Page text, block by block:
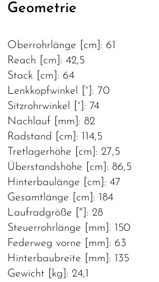
Geometrie
Oberrohrlänge [cm]: 61
Reach [cm]: 42,5
Stack [cm]: 64
Lenkkopfwinkel [°]: 70
Sitzrohrwinkel [°]: 74
Nachlauf [mm]: 82
Radstand [cm]: 114,5
Tretlagerhöhe [cm]: 27,5
Überstandshöhe [cm]: 86,5
Hinterbaulänge [cm]: 47
Gesamtlänge [cm]: 184
Laufradgröße ["]: 28
Steuerrohrlänge [mm]: 150
Federweg vorne [mm]: 63
Hinterbaubreite [mm]: 135
Gewicht [kg]: 24,1